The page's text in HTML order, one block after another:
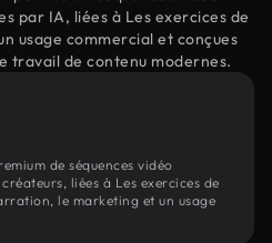
par IA, liées à Les exercices de
usage commercial et conçues
travail de contenu modernes.
de séquences vidéo
liées à Les exercices de
le marketing et un usage